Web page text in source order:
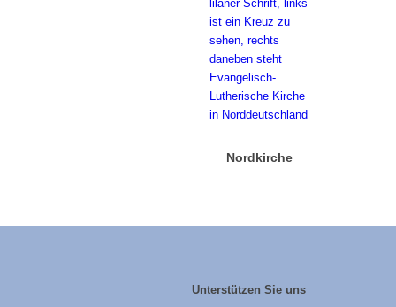
Nordkirche
Unterstützen Sie uns